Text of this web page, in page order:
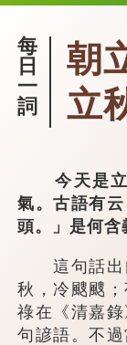
每
日
一
詞
朝
立
今天是立
氣。古語有
頭。」是何含
這句話出
秋，冷颼颼
祿在《清嘉
句諺語。不